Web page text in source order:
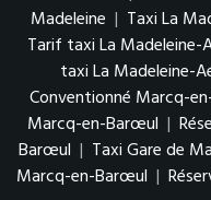
Madeleine | Taxi La
Tarif taxi La Madeleine-
taxi La Madeleine-
Conventionné Marcq-
Marcq-en-Barœul |
Barœul | Taxi Gare de
Marcq-en-Barœul |